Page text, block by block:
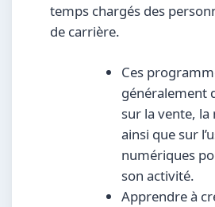
temps chargés des
de carrière.
Ces
généralement
sur la vente, la
ainsi que sur
numériques
son activité.
Apprendre à